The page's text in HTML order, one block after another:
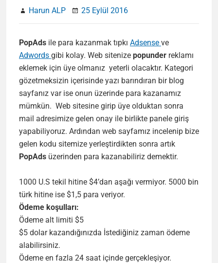
Harun ALP 25 Eylül 2016
PopAds ile para kazanmak tıpkı Adsense ve
Adwords gibi kolay. Web sitenize popunder reklamı
eklemek için üye olmanız yeterli olacaktır. Kategori
gözetmeksizin içerisinde yazı barındıran bir blog
sayfanız var ise onun üzerinde para kazanamız
mümkün. Web sitesine girip üye olduktan sonra
mail adresimize gelen onay ile birlikte panele giriş
yapabiliyoruz. Ardından web sayfamız incelenip bize
gelen kodu sitemize yerleştirdikten sonra artık
PopAds üzerinden para kazanabiliriz demektir.
1000 U.S tekil hitine $4’dan aşağı vermiyor. 5000 bin
türk hitine ise $1,5 para veriyor.
Ödeme koşulları:
Ödeme alt limiti $5
$5 dolar kazandığınızda İstediğiniz zaman ödeme
alabilirsiniz.
Ödeme en fazla 24 saat içinde gerçekleşiyor.